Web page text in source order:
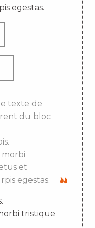
egestas.
texte de
du bloc
et
egestas.
tristique